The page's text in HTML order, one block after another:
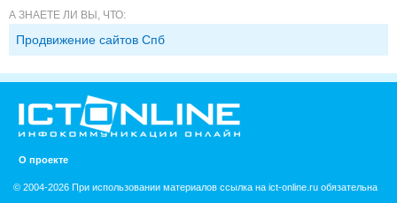
А ЗНАЕТЕ ЛИ ВЫ, ЧТО:
Продвижение сайтов Спб
О проекте
© 2004-2026 При использовании материалов ссылка на ict-online.ru обязательна